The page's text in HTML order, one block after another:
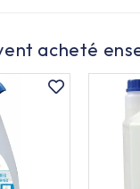
acheté